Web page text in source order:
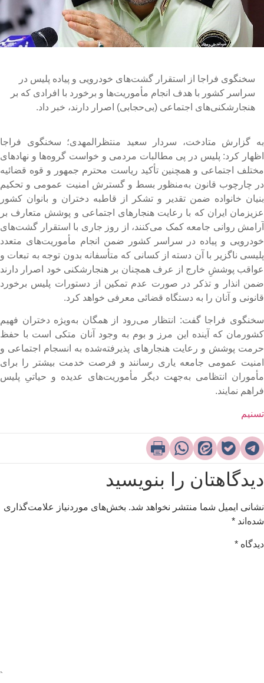
سخنگوی فراجا از استقرار گشت‌های خودرویی و پیاده پلیس در
سراسر کشور با هدف انجام مأموریت‌ها و برخورد با افرادی که بر
هنجارشکنی‌های اجتماعی (بی‌حجابی) اصرار دارند، خبر داد.
گزارش متادخت، سردار سعید منتظرالمهدی؛ سخنگوی فراجا
کرد: پلیس در پی مطالبات مردمی و خواست گروه‌ها و نهادهای
اجتماعی و همچنین تأکید ریاست محترم جمهور و قوه قضائیه
چارچوب قانون به‌منظور بسط و گسترش امنیت عمومی و تحکیم
خانواده ضمن تقدیر و تشکر از قاطبه دختران و بانوان کشور
ایران که با رعایت هنجارهای اجتماعی و پوشش متعارف بر
روانی جامعه کمک می‌کنند، از روز جاری با استقرار گشت‌های
و پیاده در سراسر کشور ضمن انجام مأموریت‌های متعدد
ناگزیر با آن دسته از کسانی که متأسفانه بدون توجه به تبعات و
پوششِ خارج از عرف همچنان بر هنجارشکنی خود اصرار دارند
انذار و تذکر در صورت عدم تمکین از دستورات پلیس برخورد
و آنان را به دستگاه قضائی معرفی خواهد کرد.
فراجا گفت: انتظار می‌رود از همگان به‌ویژه دختران فهیم
که آینده این مرز و بوم به وجود آنان متکی است با حفظ
پوشش و رعایت هنجارهای پذیرفته‌شده به انسجام اجتماعی و
عمومی جامعه یاری رسانند و فرصت خدمت بیشتر را برای
انتظامی به‌جهت دیگر مأموریت‌های عدیده و حیاتیِ پلیس
نمایند.​
را بنویسید
ایمیل شما منتشر نخواهد شد. بخش‌های موردنیاز علامت‌گذاری
*
*